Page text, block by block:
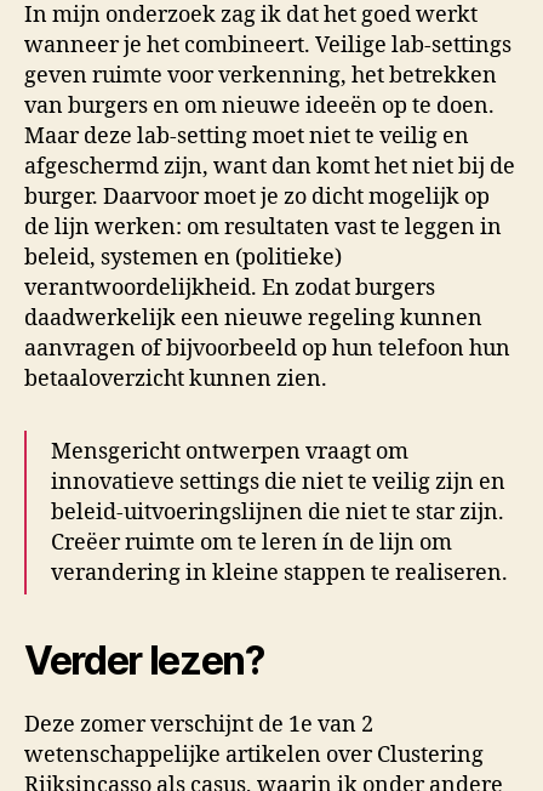
In mijn onderzoek zag ik dat het goed werkt
wanneer je het combineert. Veilige lab-settings
geven ruimte voor verkenning, het betrekken
van burgers en om nieuwe ideeën op te doen.
Maar deze lab-setting moet niet te veilig en
afgeschermd zijn, want dan komt het niet bij de
burger. Daarvoor moet je zo dicht mogelijk op
de lijn werken: om resultaten vast te leggen in
beleid, systemen en (politieke)
verantwoordelijkheid. En zodat burgers
daadwerkelijk een nieuwe regeling kunnen
aanvragen of bijvoorbeeld op hun telefoon hun
betaaloverzicht kunnen zien.
Mensgericht ontwerpen vraagt om
innovatieve settings die niet te veilig zijn en
beleid-uitvoeringslijnen die niet te star zijn.
Creëer ruimte om te leren ín de lijn om
verandering in kleine stappen te realiseren.
Verder lezen?
Deze zomer verschijnt de 1e van 2
wetenschappelijke artikelen over Clustering